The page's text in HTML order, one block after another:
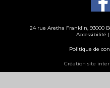
24 rue Aretha Franklin, 93000
Accessibilité
Politique de
Création site